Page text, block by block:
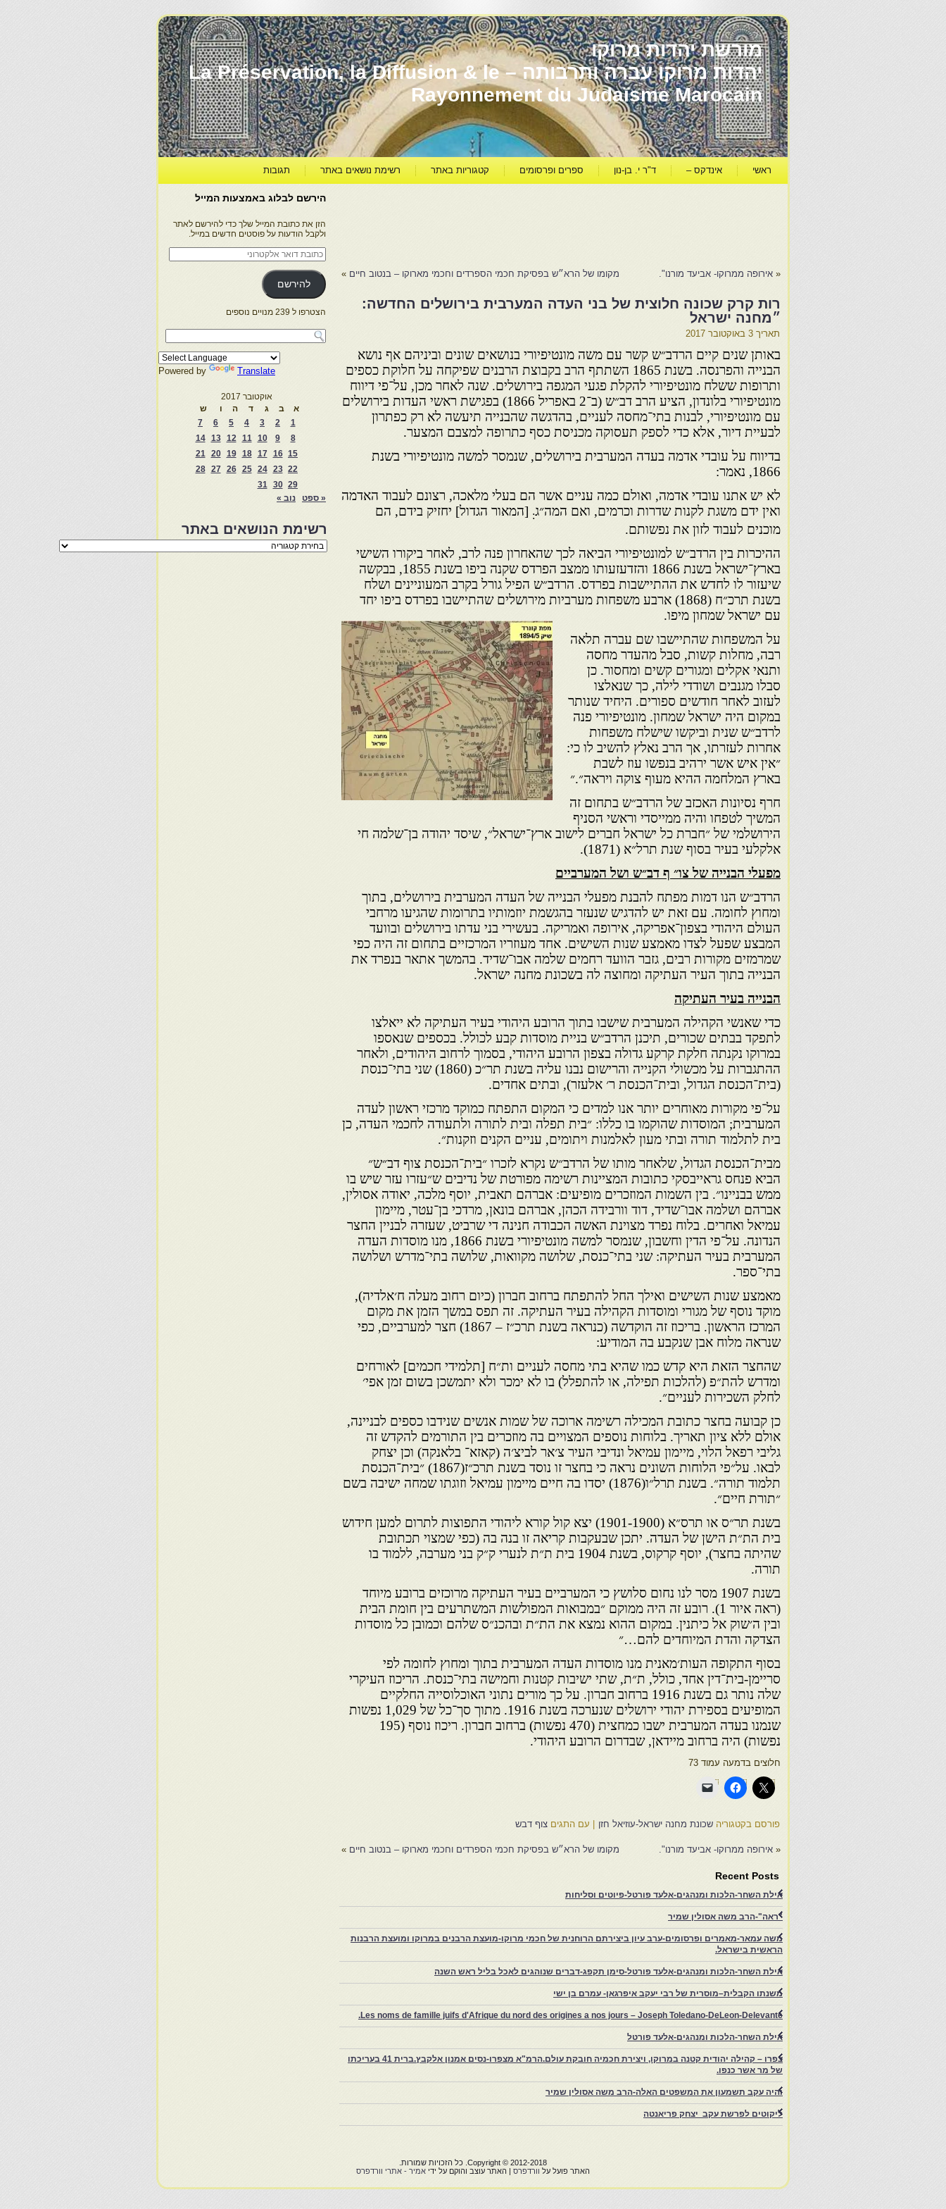
מורשת יהדות מרוקו
יהדות מרוקו עברה ותרבותה – La Préservation, la Diffusion & le
Rayonnement du Judaïsme Marocain
ראשי אינדקס – ד"ר י. בן-נון ספרים ופרסומים קטגוריות באתר רשימת נושאים באתר תגובות
« אירופה ממרוקו- אביעד מורנו". מקומו של הרא״ש בפסיקת חכמי הספרדים וחכמי מארוקו – בנטוב חיים »
רות קרק שכונה חלוצית של בני העדה המערבית בירושלים החדשה:
״מחנה ישראל
תאריך 3 באוקטובר 2017
באותן שנים קיים הרדב״ש קשר עם משה מונטיפיורי בנושאים שונים וביניהם אף נושא
הבנייה והפרנסה. בשנת 1865 השתתף הרב בקבוצת הרבנים שפיקחה על חלוקת כספים
ותרופות ששלח מונטיפיורי להקלת פגעי המגפה בירושלים. שנה לאחר מכן, על־פי דיווח
מונטיפיורי בלונדון, הציע הרב דב״ש (ב־2 באפריל 1866) בפגישת ראשי העדות בירושלים
עם מונטיפיורי, לבנות בתי־מחסה לעניים, בהדגשה שהבנייה תיעשה לא רק כפתרון
לבעיית דיור, אלא כדי לספק תעסוקה מכניסת כסף כתרופה למצבם המצער.
בדיווח על עובדי אדמה בעדה המערבית בירושלים, שנמסר למשה מונטיפיורי בשנת
1866, נאמר:
לא יש אתנו עובדי אדמה, ואולם כמה עניים אשר הם בעלי מלאכה, רצונם לעבוד האדמה
ואין ידם משגת לקנות שדרות וכרמים, ואם המה״ג: [המאור הגדול] יחזיק בידם, הם
מוכנים לעבוד לזון את נפשותם.
ההיכרות בין הרדב״ש למונטיפיורי הביאה לכך שהאחרון פנה לרב, לאחר ביקורו השישי
בארץ־ישראל בשנת 1866 והזדעזעותו ממצב הפרדס שקנה ביפו בשנת 1855, בבקשה
שיעזור לו לחדש את ההתיישבות בפרדס. הרדב״ש הפיל גורל בקרב המעוניינים ושלח
בשנת תרכ״ח (1868) ארבע משפחות מערביות מירושלים שהתיישבו בפרדס ביפו יחד
עם ישראל שמחון מיפו.
על המשפחות שהתיישבו שם עברה תלאה
רבה, מחלות קשות, סבל מהעדר מחסה
ותנאי אקלים ומגורים קשים ומחסור. כן
סבלו מגנבים ושודדי לילה, כך שנאלצו
לעזוב לאחר חודשים ספורים. היחיד שנותר
במקום היה ישראל שמחון. מונטיפיורי פנה
לרדב״ש שנית וביקשו שישלח משפחות
אחרות לעזרתו, אך הרב נאלץ להשיב לו כי:
״אין איש אשר ירהיב בנפשו עוז לשבת
בארץ המלחמה ההיא מעוף צוקה ויראה״.״
חרף נסיונות האכזב של הרדב״ש בתחום זה
המשיך לטפחו והיה ממייסדי וראשי הסניף
הירושלמי של ״חברת כל ישראל חברים לישוב ארץ־ישראל״, שיסד יהודה בן־שלמה חי
אלקלעי בעיר בסוף שנת תרל״א (1871).
מפעלי הבנייה של צו״ ף דב״ש ושל המערביים
הרדב״ש הנו דמות מפתח להבנת מפעלי הבנייה של העדה המערבית בירושלים, בתוך
ומחוץ לחומה. עם זאת יש להדגיש שנעזר בהגשמת יוזמותיו בתרומות שהגיעו מרחבי
העולם היהודי בצפון־אפריקה, אירופה ואמריקה. בעשירי בני עדתו בירושלים ובוועד
המבצע שפעל לצדו מאמצע שנות השישים. אחד מעוזריו המרכזיים בתחום זה היה כפי
שמרמזים מקורות רבים, גזבר הוועד רחמים שלמה אבו־שדיד. בהמשך אתאר בנפרד את
הבנייה בתוך העיר העתיקה ומחוצה לה בשכונת מחנה ישראל.
הבנייה בעיר העתיקה
כדי שאנשי הקהילה המערבית שישבו בתוך הרובע היהודי בעיר העתיקה לא ייאלצו
לתפקד בבתים שכורים, תיכנן הרדב״ש בניית מוסדות קבע לכולל. בכספים שנאספו
במרוקו נקנתה חלקת קרקע גדולה בצפון הרובע היהודי, בסמוך לרחוב היהודים, ולאחר
ההתגברות על מכשולי הקנייה והרישום נבנו עליה בשנת תר״כ (1860) שני בתי־כנסת
(בית־הכנסת הגדול, ובית־הכנסת ר׳ אלעזר), ובתים אחדים.
על־פי מקורות מאוחרים יותר אנו למדים כי המקום התפתח כמוקד מרכזי ראשון לעדה
המערבית; המוסדות שהוקמו בו כללו: ״בית תפלה ובית לתורה ולתעודה לחכמי העדה, כן
בית לתלמוד תורה ובתי מעון לאלמנות ויתומים, עניים הקנים וזקנות״.
מבית־הכנסת הגדול, שלאחר מותו של הרדב״ש נקרא לזכרו ״בית־הכנסת צוף דב״ש״
הביא פנחס גראייבסקי כתובות המציינות רשימה מפורטת של נדיבים ש״עזרו עזר שיש בו
ממש בבניינו״. בין השמות המוזכרים מופיעים: אברהם תאבית, יוסף מלכה, יאודה אסולין,
אברהם ושלמה אבו־שדיד, דוד וורבידה הכהן, אברהם בונאן, מרדכי בן־עטר, מיימון
עמיאל ואחרים. בלוח נפרד מצוינת האשה הכבודה חנינה די שרביט, שעזרה לבניין החצר
הנדונה. על־פי הדין וחשבון, שנמסר למשה מונטיפיורי בשנת 1866, מנו מוסדות העדה
המערבית בעיר העתיקה: שני בתי־כנסת, שלושה מקוואות, שלושה בתי־מדרש ושלושה
בתי־ספר.
מאמצע שנות השישים ואילך החל להתפתח ברחוב חברון (כיום רחוב מעלה ח׳אלדיה),
מוקד נוסף של מגורי ומוסדות הקהילה בעיר העתיקה. זה תפס במשך הזמן את מקום
המרכז הראשון. בריכוז זה הוקדשה (כנראה בשנת תרכ״ז – 1867) חצר למערביים, כפי
שנראה מלוח אבן שנקבע בה המודיע:
שהחצר הזאת היא קדש כמו שהיא בתי מחסה לעניים ות״ח [תלמידי חכמים] לאורחים
ומדרש להת״פ (להלכות תפילה, או להתפלל) בו לא ימכר ולא יתמשכן בשום זמן אפי׳
לחלק השכירות לעניים״.
כן קבועה בחצר כתובת המכילה רשימה ארוכה של שמות אנשים שנידבו כספים לבניינה,
אולם ללא ציון תאריך. בלוחות נוספים המצויים בה מוזכרים בין התורמים להקדש זה
גליבי רפאל הלוי, מיימון עמיאל ונדיבי העיר צ׳אר לביצ׳ה (קאזא־ בלאנקה) וכן יצחק
לבאו. על״פי הלוחות השונים נראה כי בחצר זו נוסד בשנת תרכ״ז(1867) ״בית־הכנסת
תלמוד תורה״. בשנת תרל״ו(1876) יסדו בה חיים מיימון עמיאל וזוגתו שמחה ישיבה בשם
״תורת חיים״.
בשנת תר״ס או תרס״א (1901-1900) יצא קול קורא ליהודי התפוצות לתרום למען חידוש
בית הת״ת הישן של העדה. יתכן שבעקבות קריאה זו בנה בה (כפי שמצוי תכתובת
שהיתה בחצר), יוסף קרקוס, בשנת 1904 בית ת״ת לנערי ק״ק בני מערבה, ללמוד בו
תורה.
בשנת 1907 מסר לנו נחום סלושץ כי המערביים בעיר העתיקה מרוכזים ברובע מיוחד
(ראה איור 1). רובע זה היה ממוקם ״במבואות המפולשות המשתרעים בין חומת הבית
ובין ה׳שוק אל כיתנין. במקום ההוא נמצא את הת״ת ובהכנ״ס שלהם וכמובן כל מוסדות
הצדקה והדת המיוחדים להם…״
בסוף התקופה העות׳מאנית מנו מוסדות העדה המערבית בתוך ומחוץ לחומה לפי
סריימן-בית־דין אחד, כולל, ת״ת, שתי ישיבות קטנות וחמישה בתי־כנסת. הריכוז העיקרי
שלה נותר גם בשנת 1916 ברחוב חברון. על כך מורים נתוני האוכ­לוסייה החלקיים
המופיעים בספירת יהודי ירושלים שנערכה בשנת 1916. מתוך סך־כל של 1,029 נפשות
שנמנו בעדה המערבית ישבו כמחצית (470 נפשות) ברחוב חברון. ריכוז נוסף (195
נפשות) היה ברחוב מיידאן, שבדרום הרובע היהודי.
חלוצים בדמעה עמוד 73
פורסם בקטגוריה שכונת מחנה ישראל-עוזיאל חזן | עם התגים צוף דבש
« אירופה ממרוקו- אביעד מורנו". מקומו של הרא״ש בפסיקת חכמי הספרדים וחכמי מארוקו – בנטוב חיים »
Recent Posts
אילת השחר-הלכות ומנהגים-אלעד פורטל-פיוטים וסליחות
"ראה"-הרב משה אסולין שמיר
משה עמאר-מאמרים ופרסומים-ערב עיון ביצירתם הרוחנית של חכמי מרוקו-מועצת הרבנים במרוקו ומועצת הרבנות
הראשית בישראל.
אילת השחר-הלכות ומנהגים-אלעד פורטל-סימן תקפג-דברים שנוהגים לאכל בליל ראש השנה
משנתו הקבלית–מוסרית של רבי יעקב איפרגאן- עמרם בן ישי
Les noms de famille juifs d'Afrique du nord des origines a nos jours – Joseph Toledano-DeLeon-Delevante.
אילת השחר-הלכות ומנהגים-אלעד פורטל
צפרו – קהילה יהודית קטנה במרוקו, ויצירת חכמיה חובקת עולם.הרמ"א מצפרו-נסים אמנון אלקבץ.ברית 41 בעריכתו
של מר אשר כנפו.
והיה עקב תשמעון את המשפטים האלה-הרב משה אסולין שמיר
ליקוטים לפרשת עקב יצחק פריאנטה
הירשם לבלוג באמצעות המייל
הזן את כתובת המייל שלך כדי להירשם לאתר
ולקבל הודעות על פוסטים חדשים במייל.
כתובת
דואר
אלקטרוני
להירשם
הצטרפו ל 239 מנויים נוספים
Powered by Translate
אוקטובר 2017
א
ב ג ד ה ו
ש
1
2
3
4
5
6
7
8
9
10
11
12
13
14
15
16
17
18
19
20
21
22
23
24
25
26
27
28
29
30
31
« ספט
נוב »
רשימת הנושאים באתר
רשימת
הנושאים
Copyright © 2012-2018. כל הזכויות שמורות.
האתר פועל על וורדפרס | האתר עוצב והוקם על ידי אמיר - אתרי וורדפרס